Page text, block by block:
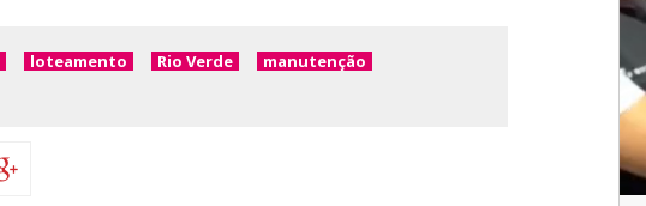
loteamento Rio Verde
manutenção